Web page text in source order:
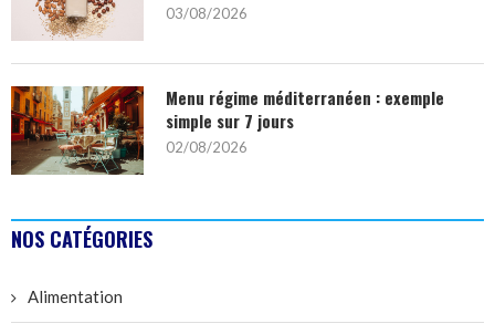
03/08/2026
Menu régime méditerranéen : exemple
simple sur 7 jours
02/08/2026
NOS CATÉGORIES
Alimentation